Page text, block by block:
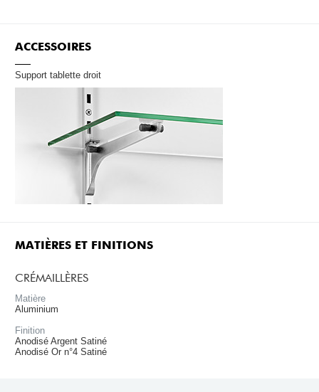
ACCESSOIRES
Support tablette droit
MATIÈRES ET FINITIONS
CRÉMAILLÈRES
Matière
Aluminium
Finition
Anodisé Argent Satiné
Anodisé Or n°4 Satiné